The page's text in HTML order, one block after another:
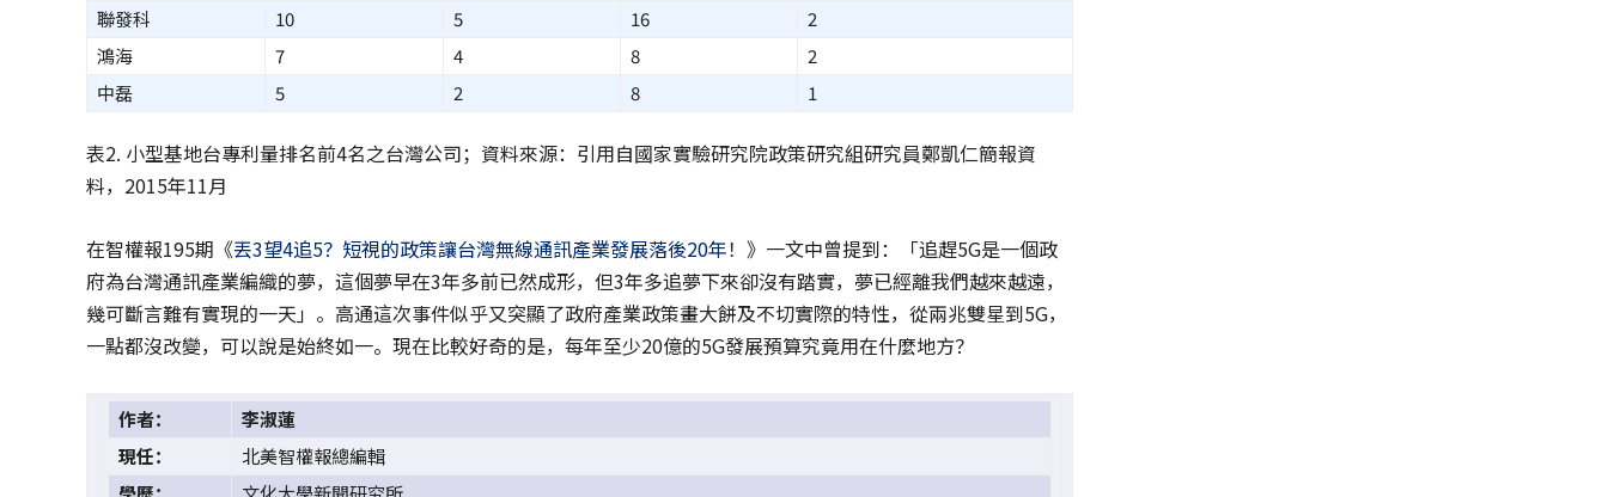
聯發科
10 5 16
2
鴻海
7 4 8
2
中磊
5 2 8 1
表2. 小型基地台專利量排名前4名之台灣公司；資料來源：引用自國家實驗研究院政策研究組研究員鄭凱仁簡報資
料，2015年11月
在智權報195期《丟3望4追5？短視的政策讓台灣無線通訊產業發展落後20年！ 》一文中曾提到：「追趕5G是一個政
府為台灣通訊產業編織的夢，這個夢早在3年多前已然成形，但3年多追夢下來卻沒有踏實，夢已經離我們越來越遠，
幾可斷言難有實現的一天」。高通這次事件似乎又突顯了政府產業政策畫大餅及不切實際的特性，從兩兆雙星到5G，
一點都沒改變，可以說是始終如一。現在比較好奇的是，每年至少20億的5G發展預算究竟用在什麼地方？
作者：
李淑蓮
現任：
北美智權報總編輯